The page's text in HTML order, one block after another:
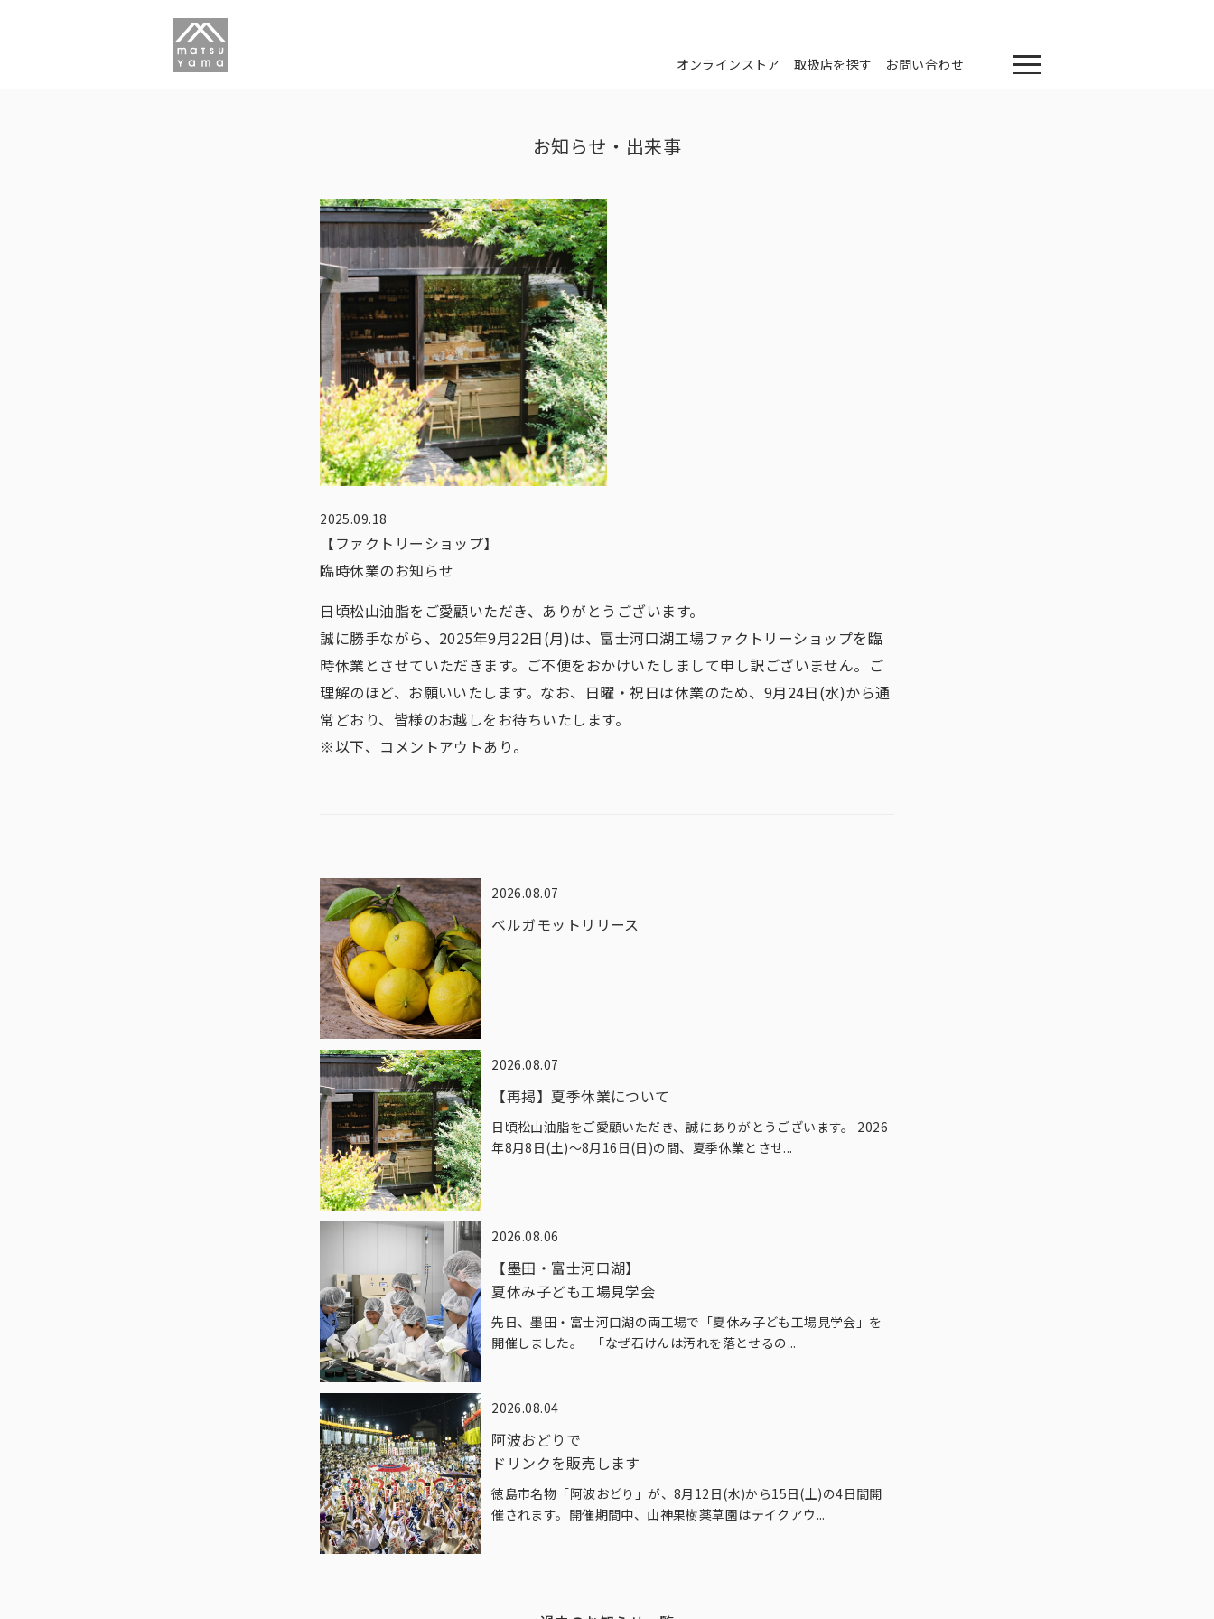
オンラインストア 取扱店を探す お問い合わせ
お知らせ・出来事
2025.09.18
【ファクトリーショップ】
臨時休業のお知らせ
日頃松山油脂をご愛顧いただき、ありがとうございます。
誠に勝手ながら、2025年9月22日(月)は、富士河口湖工場ファクトリーショップを臨
時休業とさせていただきます。ご不便をおかけいたしまして申し訳ございません。ご
理解のほど、お願いいたします。なお、日曜・祝日は休業のため、9月24日(水)から通
常どおり、皆様のお越しをお待ちいたします。
※以下、コメントアウトあり。
2026.08.07
ベルガモットリリース
2026.08.07
【再掲】夏季休業について
日頃松山油脂をご愛顧いただき、誠にありがとうございます。 2026
年8月8日(土)～8月16日(日)の間、夏季休業とさせ...
2026.08.06
【墨田・富士河口湖】
夏休み子ども工場見学会
先日、墨田・富士河口湖の両工場で「夏休み子ども工場見学会」を
開催しました。 「なぜ石けんは汚れを落とせるの...
2026.08.04
阿波おどりで
ドリンクを販売します
徳島市名物「阿波おどり」が、8月12日(水)から15日(土)の4日間開
催されます。開催期間中、山神果樹薬草園はテイクアウ...